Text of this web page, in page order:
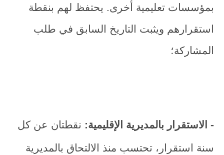
بمؤسسات تعليمية أخرى. يحتفظ لهم بنقطة
استقرارهم ويثبت التاريخ السابق في طلب
المشاركة؛
- الاستقرار بالمديرية الإقليمية: نقطتان عن كل
سنة استقرار، تحتسب منذ الالتحاق بالمديرية